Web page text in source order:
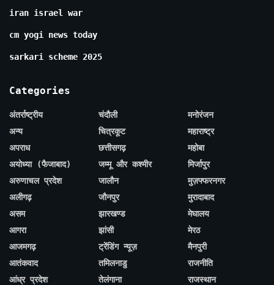
iran israel war
cm yogi news today
sarkari scheme 2025
Categories
अंतर्राष्ट्रीय
अन्य
अपराध
अयोध्या (फैजाबाद)
अरुणाचल प्रदेश
अलीगढ़
असम
आगरा
आजमगढ़
आतंकवाद
आंध्र प्रदेश
चंदौली
चित्रकूट
छत्तीसगढ़
जम्मू और कश्मीर
जालौन
जौनपुर
झारखण्ड
झांसी
ट्रेंडिंग न्यूज़
तमिलनाडु
तेलंगाना
मनोरंजन
महाराष्ट्र
महोबा
मिर्जापुर
मुज़फ्फरनगर
मुरादाबाद
मेघालय
मेरठ
मैनपुरी
राजनीति
राजस्थान